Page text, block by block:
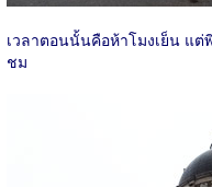
เวลาตอนนั้นคือห้าโมงเย็น แ
ชม